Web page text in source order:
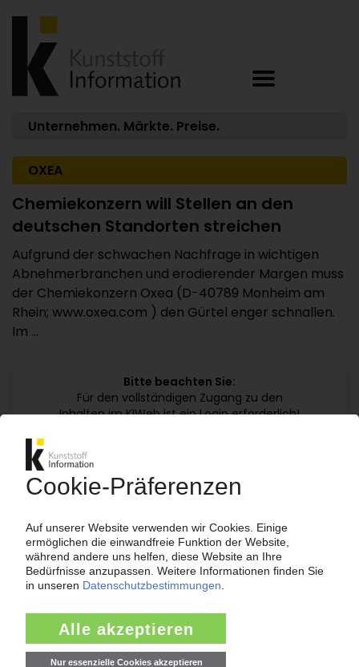
Unternehmen. Märkte. Preise.
OXEA
Chemiekonzern will Stellen an den
deutschen Standorten streichen
Aufgrund der schwachen Nachfrage in wichtigen
Abnehmerbranchen und erodierender Margen muss
der Chemiekonzern Oxea (D-40789 Monheim am
Rhein; www.oxea.com ) den Gürtel enger schnallen.
Im ...
Bitte beachten Sie:
Für den vollständigen Zugang zu den
Inhalten im KIWeb ist ein Login erforderlich!
Jetzt weiterlesen mit einem KI Abo:
Ihr KI Zugang
jährlich kündbar
ab99€/Monat
Jetzt kostenlos testen